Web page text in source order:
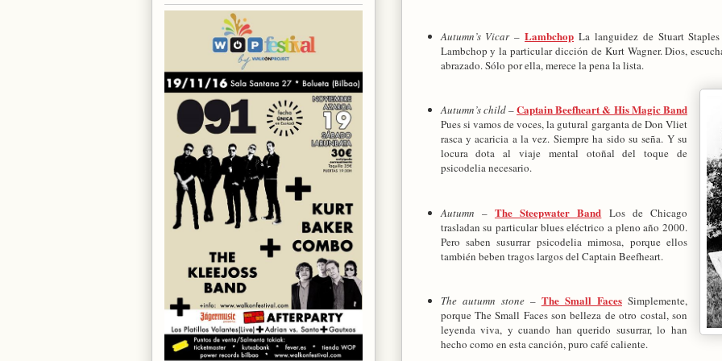
Autumn’s Vicar–Lambchop La languidez de Stuart
Lambchop y la particular dicción de Kurt Wagner. Dios,
abrazado. Sólo por ella, merece la pena la lista.
Autumn’s child–Captain Beefheart & His Magic Band
Pues si vamos de voces, la gutural garganta de Don Vliet
rasca y acaricia a la vez. Siempre ha sido su seña. Y su
locura dota al viaje mental otoñal del toque de
psicodelia necesario.
Autumn – The Steepwater Band Los de Chicago
trasladan su particular blues eléctrico a pleno año 2000.
Pero saben susurrar psicodelia mimosa, porque ellos
también beben tragos largos del Captain Beefheart.
The autumn stone– The Small FacesSimplemente,
porque The Small Faces son belleza de otro costal, son
leyenda viva, y cuando han querido susurrar, lo han
hecho como en esta canción, puro café caliente.